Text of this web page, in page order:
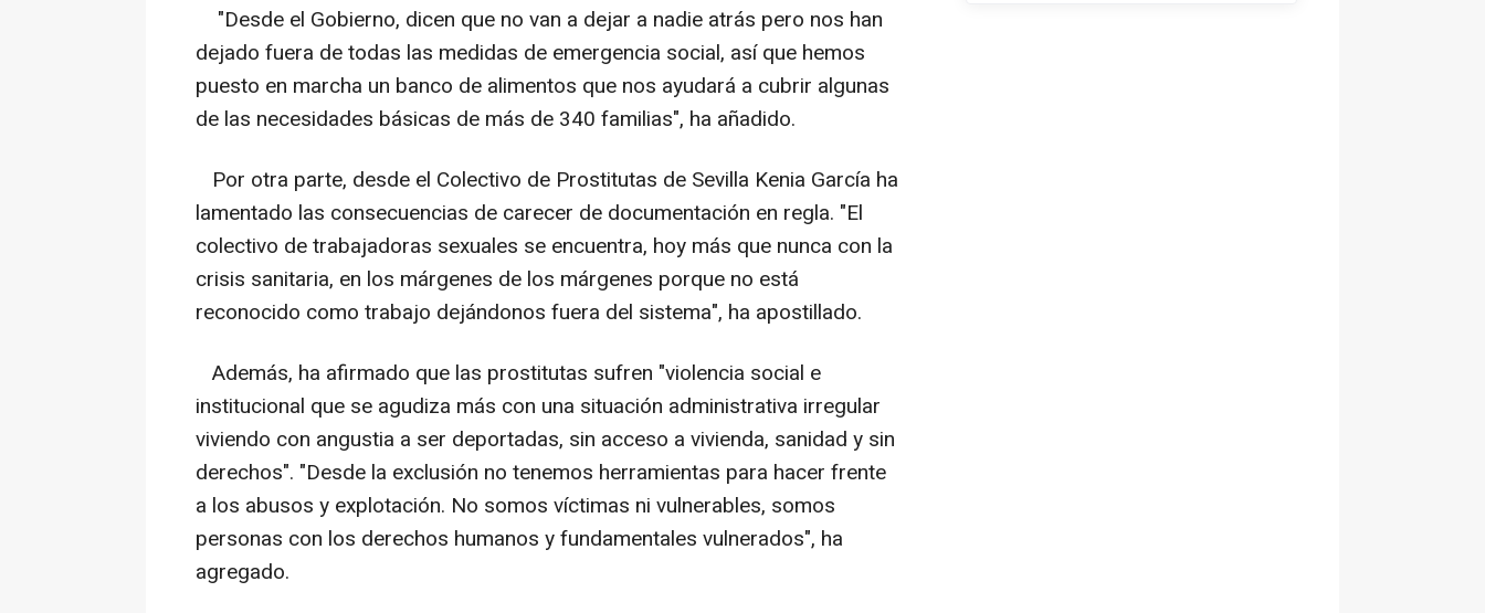
"Desde el Gobierno, dicen que no van a dejar a nadie atrás pero nos han
dejado fuera de todas las medidas de emergencia social, así que hemos
puesto en marcha un banco de alimentos que nos ayudará a cubrir algunas
de las necesidades básicas de más de 340 familias", ha añadido.
Por otra parte, desde el Colectivo de Prostitutas de Sevilla Kenia García ha
lamentado las consecuencias de carecer de documentación en regla. "El
colectivo de trabajadoras sexuales se encuentra, hoy más que nunca con la
crisis sanitaria, en los márgenes de los márgenes porque no está
reconocido como trabajo dejándonos fuera del sistema", ha apostillado.
Además, ha afirmado que las prostitutas sufren "violencia social e
institucional que se agudiza más con una situación administrativa irregular
viviendo con angustia a ser deportadas, sin acceso a vivienda, sanidad y sin
derechos". "Desde la exclusión no tenemos herramientas para hacer frente
a los abusos y explotación. No somos víctimas ni vulnerables, somos
personas con los derechos humanos y fundamentales vulnerados", ha
agregado.